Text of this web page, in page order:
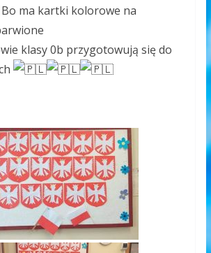
ma kartki kolorowe na
klasy 0b przygotowują się do